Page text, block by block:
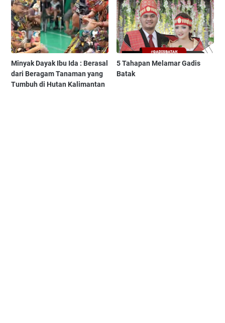
Minyak Dayak Ibu Ida : Berasal
dari Beragam Tanaman yang
Tumbuh di Hutan Kalimantan
5 Tahapan Melamar Gadis
Batak